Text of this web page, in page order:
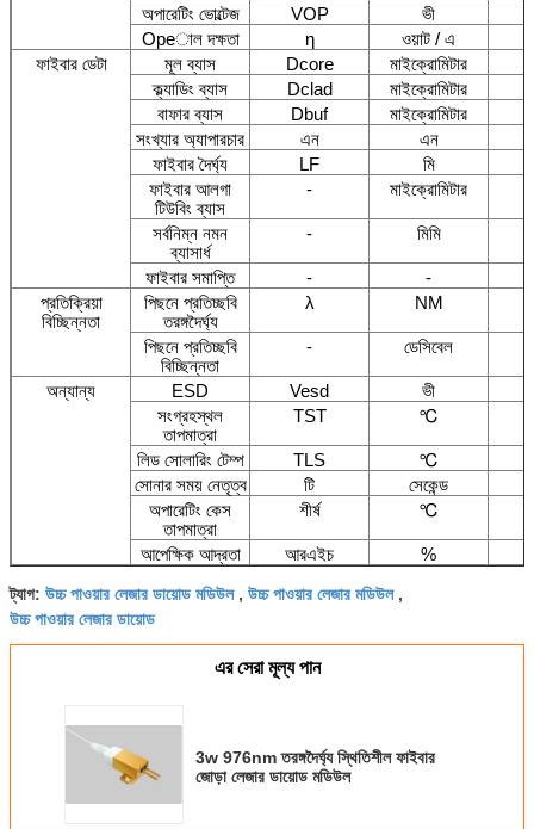
অপারেটিং ভোল্টেজ
VOP
ভী
Opeাল দক্ষতা
η
ওয়াট / এ
ফাইবার ডেটা
মূল ব্যাস Dcore
মাইক্রোমিটার
ক্ল্যাডিং ব্যাস
Dclad
মাইক্রোমিটার
বাফার ব্যাস
Dbuf
মাইক্রোমিটার
সংখ্যার অ্যাপারচার
এন
এন
ফাইবার দৈর্ঘ্য
LF
মি
ফাইবার আলগা
টিউবিং ব্যাস
- মাইক্রোমিটার
সর্বনিম্ন নমন
ব্যাসার্ধ
- মিমি
ফাইবার সমাপ্তি -
-
প্রতিক্রিয়া
বিচ্ছিন্নতা
পিছনে প্রতিচ্ছবি
তরঙ্গদৈর্ঘ্য
λ NM
পিছনে প্রতিচ্ছবি
বিচ্ছিন্নতা
- ডেসিবেল
অন্যান্য ESD Vesd
ভী
সংগ্রহস্থল
তাপমাত্রা
TST ℃
লিড সোলারিং টেম্প TLS
℃
সোনার সময় নেতৃত্ব
টি
সেকেন্ড
অপারেটিং কেস
তাপমাত্রা
শীর্ষ ℃
আপেক্ষিক আদ্রতা আরএইচ %
ট্যাগ: উচ্চ পাওয়ার লেজার ডায়োড মডিউল, উচ্চ পাওয়ার লেজার মডিউল,
উচ্চ পাওয়ার লেজার ডায়োড
এর সেরা মূল্য পান
3w 976nm তরঙ্গদৈর্ঘ্য স্থিতিশীল ফাইবার
জোড়া লেজার ডায়োড মডিউল